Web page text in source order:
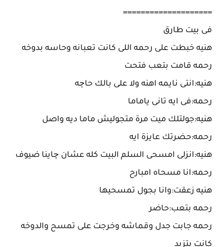
====================
فى بيت طارق
هنيه خبطت على رحمه اللى كانت تعبانه وحاسه بدوخه
رحمه قامت بتعب فتحت
هنيه:انتى نايمه اهنه ولا على بالك حاچه
رحمه:فى ايه تانى ياماما
هنيه:جولتلك ميت مرة متجوليش ماما ديه واصل
رحمه:حضرتك عايزة ايه
هنيه:انزلى امسحى السلم البيت كله عشان چاينا ضيوف
رحمه:انا مسحاه امبارح
هنيه زعقت:وانا بجول تمسحيها
رحمه بتعب:حاضر
رحمه جابت جدل وقماشه وخرجت على تمسح والدوخه
كانت بتزيد